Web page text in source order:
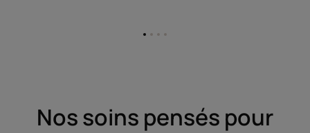
Aller
AllerAllerAller
Nos soins pensés pour